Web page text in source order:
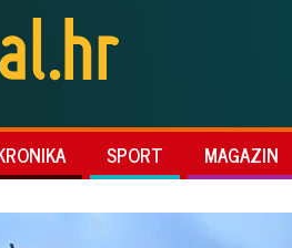
SPORT MAGAZIN